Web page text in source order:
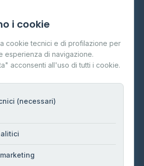
i cookie
cookie tecnici e di profilazione per
esperienza di navigazione.
acconsenti all'uso di tutti i cookie.
(necessari)